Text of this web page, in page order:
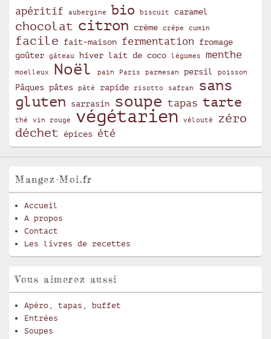
apéritif aubergine bio biscuit caramel
chocolat citron crème crêpe cumin
facile fait-maison fermentation
fromage
goûter
gâteau hiver lait de coco légumes menthe
moelleux Noël pain Paris parmesan persil poisson
Pâques pâtes pâté rapide risotto safran
sans
gluten
sarrasin soupe tapas tarte
thé vin rouge végétarien vélouté
zéro
déchet
épices été
Mangez-Moi.fr
Accueil
A propos
Contact
Les livres de recettes
Vous aimerez aussi
Apéro, tapas, buffet
Entrées
Soupes